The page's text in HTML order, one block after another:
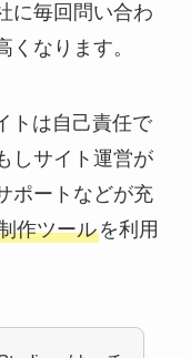
に毎回問い合わ
なります。
トは自己責任で
しサイト運営が
ポートなどが充
作ツールを利用